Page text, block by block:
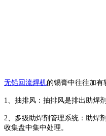
无铅回流焊机的锡膏中往往加
1 、抽排风 ： 抽排风是排出助焊
2 、多级助焊剂管理系统 ： 助焊
收集盘中集中处理。